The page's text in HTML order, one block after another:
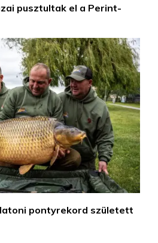
pusztultak el a Perint-
pontyrekord született